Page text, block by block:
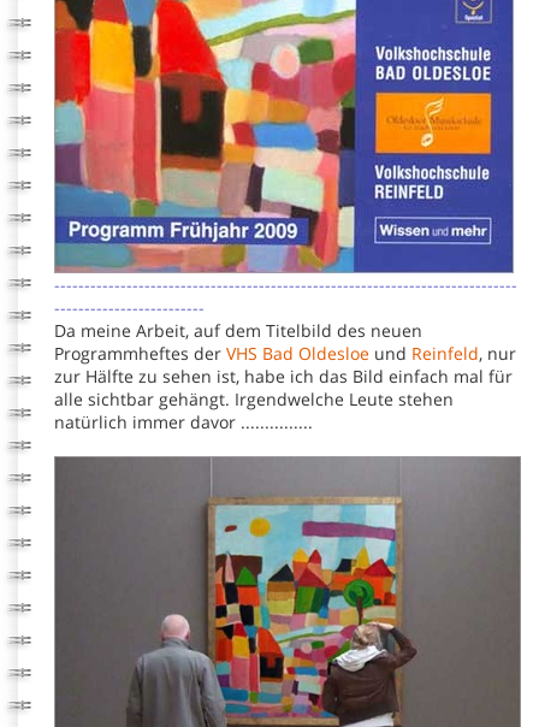
-----------------------------------------------------------------------------
-------------------------
Da meine Arbeit, auf dem Titelbild des neuen
Programmheftes der VHS Bad Oldesloe und Reinfeld, nur
zur Hälfte zu sehen ist, habe ich das Bild einfach mal für
alle sichtbar gehängt. Irgendwelche Leute stehen
natürlich immer davor ...............